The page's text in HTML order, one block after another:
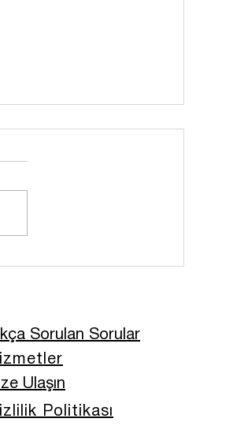
Değil Sistem: 8
Sorulan Sorular
Ulaşın
Politikası